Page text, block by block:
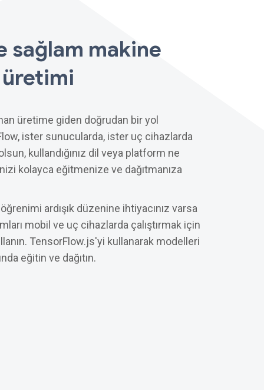
sağlam makine
üretime giden doğrudan bir yol
ister sunucularda, ister uç cihazlarda
kullandığınız dil veya platform ne
kolayca eğitmenize ve dağıtmanıza
ardışık düzenine ihtiyacınız varsa
mobil ve uç cihazlarda çalıştırmak için
TensorFlow.js'yi kullanarak modelleri
eğitin ve dağıtın.